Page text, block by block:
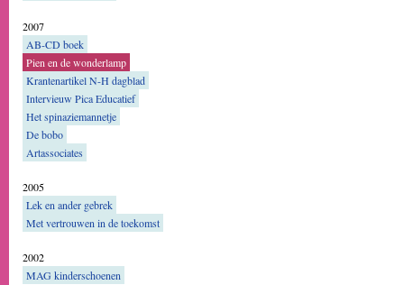
2007
AB-CD boek
Pien en de wonderlamp
Krantenartikel N-H dagblad
Intervieuw Pica Educatief
Het spinaziemannetje
De bobo
Artassociates
2005
Lek en ander gebrek
Met vertrouwen in de toekomst
2002
MAG kinderschoenen